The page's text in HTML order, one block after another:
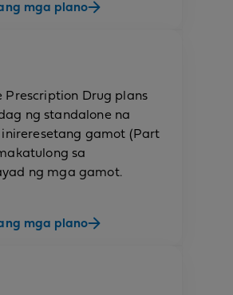
mga plano
Prescription Drug plans
ng standalone na
inireresetang gamot (Part
sa
ng mga gamot.
mga plano